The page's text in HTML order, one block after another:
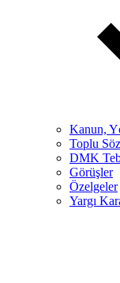
Kanun,
Toplu
DMK
Görüşler
Özelgeler
Yargı